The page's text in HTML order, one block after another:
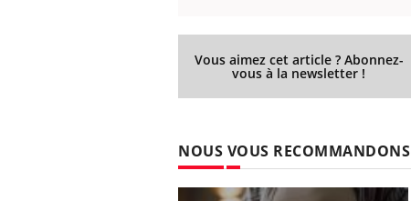
Vous aimez cet article ? Abonnez-
vous à la newsletter !
NOUS VOUS RECOMMANDONS